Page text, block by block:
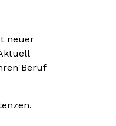
neuer
Beruf